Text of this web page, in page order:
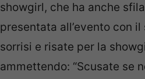
showgirl, che ha anche
presentata all’evento con
sorrisi e risate per la
ammettendo: “Scusate se